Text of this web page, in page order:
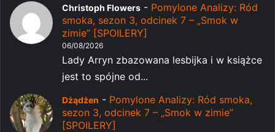
Christoph Flowers - Pomylone Analizy: Ród
smoka, sezon 3, odcinek 7 – „Smok w
zimie” [SPOILERY]
06/08/2026
Lady Arryn zbazowana lesbijka i w książce
jest to spójne od...
Dżądżen - Pomylone Analizy: Ród smoka,
sezon 3, odcinek 7 – „Smok w zimie”
[SPOILERY]